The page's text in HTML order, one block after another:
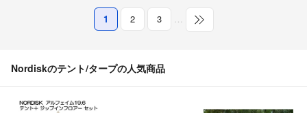
1 2 3 …
Nordiskのテント/タープの人気商品